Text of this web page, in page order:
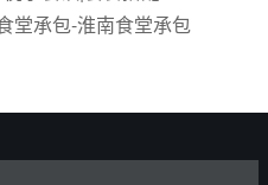
堂承包-淮南食堂承包